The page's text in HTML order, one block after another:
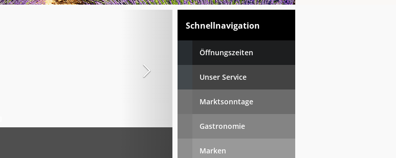
Schnellnavigation
Öffnungszeiten
Unser Service
Marktsonntage
Gastronomie
Marken